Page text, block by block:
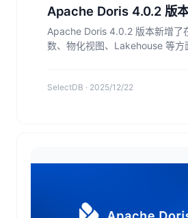
Apache Doris 4.0.2 版
Apache Doris 4.0.2 版本新增了
数、物化视图、Lakehouse 等方
SelectDB · 2025/12/22